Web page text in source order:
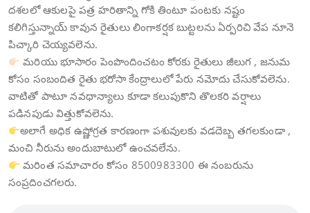
దశలలో ఆకులపై పత్ర హరితాన్ని గోకి తింటూ పంటకు నష్టం
కలిగిస్తున్నాయ్ కావున రైతులు లింగాకర్షక బుట్టలను ఏర్పరిచి వేప నూనె
పిచ్కారి చెయ్యవలెను.
మరియు భూసారం పెంపొందించటం కోరకు రైతులు జీలుగ , జనుమ
కోసం సంబందిత రైతు భరోసా కేంద్రాలులో పేరు నమోదు చేసుకోవలెను.
వాటితో పాటూ నవధాన్యాలు కూడా కలుపుకొని తొలకరి వర్షాలు
పడినపుడు విత్తుకోవలెను.
అలాగే అధిక ఉష్ణోగ్రత కారణంగా పశువులకు వడదెబ్బ తగలకుండా ,
మంచి నీరును అందుబాటులో ఉంచవలేను.
మరింత సమాచారం కోసం 8500983300 ఈ నంబరును
సంప్రదించగలరు.